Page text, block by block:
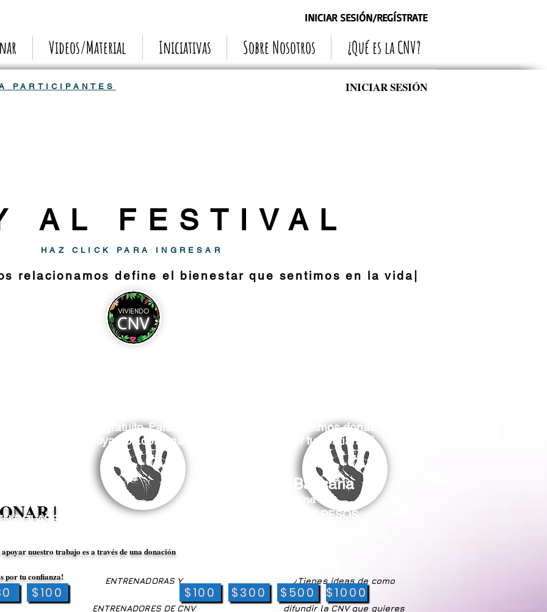
INICIAR SESIÓN/REGÍSTRATE
Videos/Material Iniciativas Sobre Nosotros ¿Qué es la CNV?
INICIAR SESIÓN
PARTICIPANTES
AL FESTIVAL
relacionamos define el bienestar que sentimos en la vida|
HAZ CLICK PARA INGRESAR
|
nuestro trabajo es a través de una donación
por tu confianza! ENTRENADORAS Y
ENTRENADORES DE CNV
¿Tienes ideas de como
difundir la CNV que quieres
DOLARES
$100
Transferencia Bancaria
desde Argentina
APORTE SUGERIDO EN PESOS
$100 $300 $500 $1000
completamente gratuito. Para sostener este trabajo recibimos donaciones.
puedes apoyarnos con una donación ¡Gracias por tu confianza!